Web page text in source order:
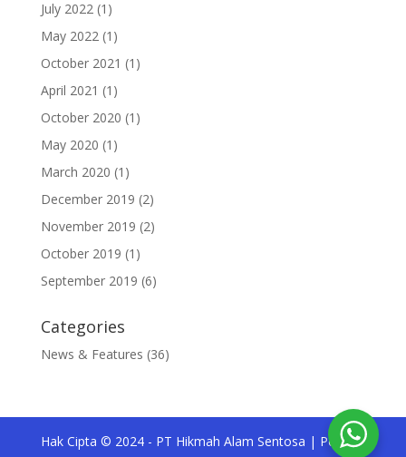
July 2022(1)
May 2022(1)
October 2021 (1)
April 2021 (1)
October 2020 (1)
May 2020 (1)
March 2020 (1)
December 2019 (2)
November 2019 (2)
October 2019 (1)
September 2019 (6)
Categories
News & Features (36)
Hak Cipta © 2024 - PT Hikmah Alam Sentosa | Pesona